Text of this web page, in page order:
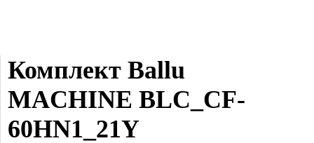
Комплект Ballu
MACHINE BLC_CF-
60HN1_21Y